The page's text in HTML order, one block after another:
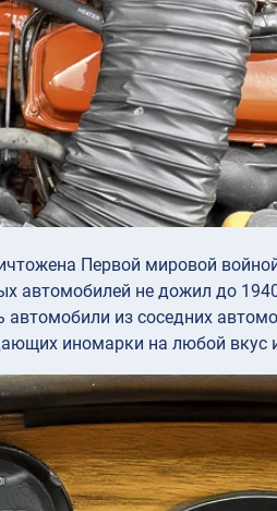
Первой мировой
автомобилей не дожил до
из соседних
иномарки на любой вкус